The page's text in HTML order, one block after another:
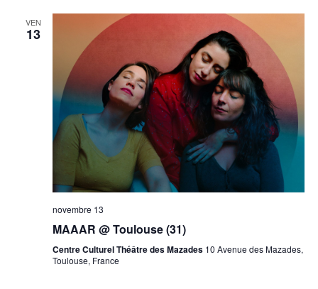
VEN
13
novembre 13
MAAAR @ Toulouse (31)
Centre Culturel Théâtre des Mazades 10 Avenue des Mazades,
Toulouse, France